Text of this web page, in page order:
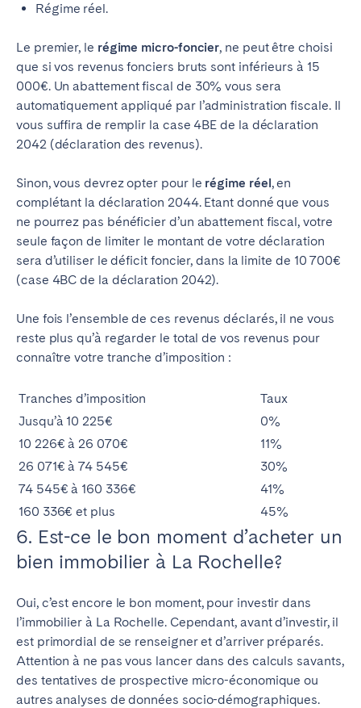
Régime réel.
Le premier, le régime micro-foncier, ne peut être choisi
que si vos revenus fonciers bruts sont inférieurs à 15
000€. Un abattement fiscal de 30% vous sera
automatiquement appliqué par l’administration fiscale. Il
vous suffira de remplir la case 4BE de la déclaration
2042 (déclaration des revenus).
Sinon, vous devrez opter pour le régime réel, en
complétant la déclaration 2044. Etant donné que vous
ne pourrez pas bénéficier d’un abattement fiscal, votre
seule façon de limiter le montant de votre déclaration
sera d’utiliser le déficit foncier, dans la limite de 10 700€
(case 4BC de la déclaration 2042).
Une fois l’ensemble de ces revenus déclarés, il ne vous
reste plus qu’à regarder le total de vos revenus pour
connaître votre tranche d’imposition :
Tranches d’imposition
Taux
Jusqu’à 10 225€
0%
10 226€ à 26 070€
11%
26 071€ à 74 545€
30%
74 545€ à 160 336€
41%
160 336€ et plus
45%
6. Est-ce le bon moment d’acheter un
bien immobilier à La Rochelle?
Oui, c’est encore le bon moment, pour investir dans
l’immobilier à La Rochelle. Cependant, avant d’investir, il
est primordial de se renseigner et d’arriver préparés.
Attention à ne pas vous lancer dans des calculs savants,
des tentatives de prospective micro-économique ou
autres analyses de données socio-démographiques.